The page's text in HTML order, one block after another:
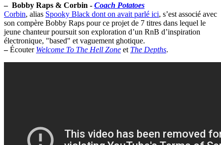
– Bobby Raps & Corbin - Coach Potatoes
Corbin, alias Spooky Black dont on avait parlé ici, s’est associé avec
son compère Bobby Raps pour ce projet de 7 titres dans lequel le
jeune chanteur poursuit son exploration d’un RnB d’inspiration
électronique, "based" et vaguement ghotique.
–Écouter Welcome To The Hell Zone et The Depths.